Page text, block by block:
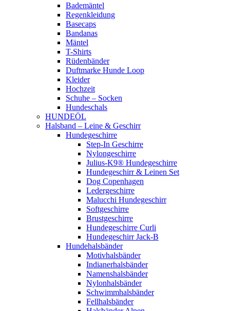
Bademäntel
Regenkleidung
Basecaps
Bandanas
Mäntel
T-Shirts
Rüdenbänder
Duftmarke Hunde Loop
Kleider
Hochzeit
Schuhe – Socken
Hundeschals
HUNDEÖL
Halsband – Leine & Geschirr
Hundegeschirre
Step-In Geschirre
Nylongeschirre
Julius-K9® Hundegeschirre
Hundegeschirr & Leinen Set
Dog Copenhagen
Ledergeschirre
Malucchi Hundegeschirr
Softgeschirre
Brustgeschirre
Hundegeschirre Curli
Hundegeschirr Jack-B
Hundehalsbänder
Motivhalsbänder
Indianerhalsbänder
Namenshalsbänder
Nylonhalsbänder
Schwimmhalsbänder
Fellhalsbänder